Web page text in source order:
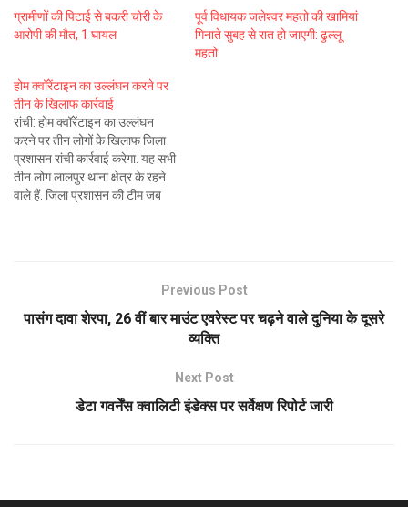
ग्रामीणों की पिटाई से बकरी चोरी के
आरोपी की मौत, 1 घायल
पूर्व विधायक जलेश्वर महतो की खामियां
गिनाते सुबह से रात हो जाएगी: ढुल्लू
महतो
होम क्वॉरेंटाइन का उल्लंघन करने पर
तीन के खिलाफ कार्रवाई
रांची: होम क्वॉरेंटाइन का उल्लंघन
करने पर तीन लोगों के खिलाफ जिला
प्रशासन रांची कार्रवाई करेगा. यह सभी
तीन लोग लालपुर थाना क्षेत्र के रहने
वाले हैं. जिला प्रशासन की टीम जब
Previous Post
पासंग दावा शेरपा, 26 वीं बार माउंट एवरेस्ट पर चढ़ने वाले दुनिया के दूसरे
व्यक्ति
Next Post
डेटा गवर्नेंस क्वालिटी इंडेक्स पर सर्वेक्षण रिपोर्ट जारी